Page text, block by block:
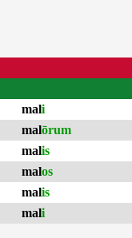
mali
malōrum
malis
malos
malis
mali